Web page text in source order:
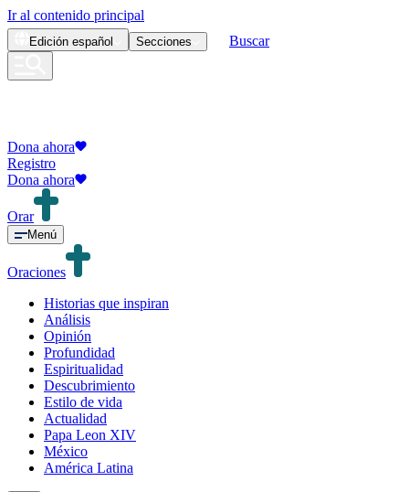
Ir al contenido principal
Edición español Secciones Buscar
Dona ahora
Registro
Dona ahora
Orar
Menú
Oraciones
Historias que inspiran
Análisis
Opinión
Profundidad
Espiritualidad
Descubrimiento
Estilo de vida
Actualidad
Papa Leon XIV
México
América Latina